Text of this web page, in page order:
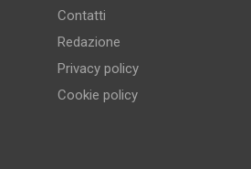
Contatti
Redazione
Privacy policy
Cookie policy